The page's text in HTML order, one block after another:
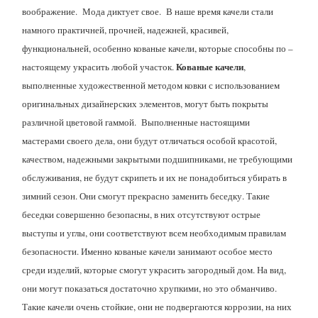
воображение. Мода диктует свое. В наше время качели стали
намного практичней, прочней, надежней, красивей,
функциональней, особенно кованые качели, которые способны по –
настоящему украсить любой участок.Кованые качели,
выполненные художественной методом ковки с использованием
оригинальных дизайнерских элементов, могут быть покрыты
различной цветовой гаммой. Выполненные настоящими
мастерами своего дела, они будут отличаться особой красотой,
качеством, надежными закрытыми подшипниками, не требующими
обслуживания, не будут скрипеть и их не понадобиться убирать в
зимний сезон. Они смогут прекрасно заменить беседку. Такие
беседки совершенно безопасны, в них отсутствуют острые
выступы и углы, они соответствуют всем необходимым правилам
безопасности. Именно кованые качели занимают особое место
среди изделий, которые смогут украсить загородный дом. На вид,
они могут показаться достаточно хрупкими, но это обманчиво.
Такие качели очень стойкие, они не подвергаются коррозии, на них